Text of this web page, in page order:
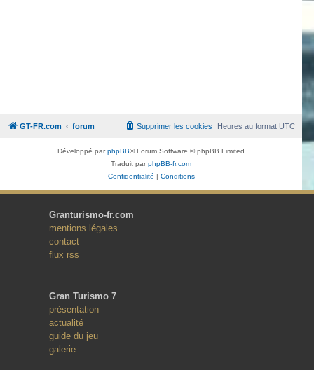
GT-FR.com forum Heures au formatUTC
Supprimer les cookies
Développé parphpBB® Forum Software © phpBB Limited
Traduit parphpBB-fr.com
Confidentialité | Conditions
Granturismo-fr.com
mentions légales
contact
flux rss
Gran Turismo 7
présentation
actualité
guide du jeu
galerie